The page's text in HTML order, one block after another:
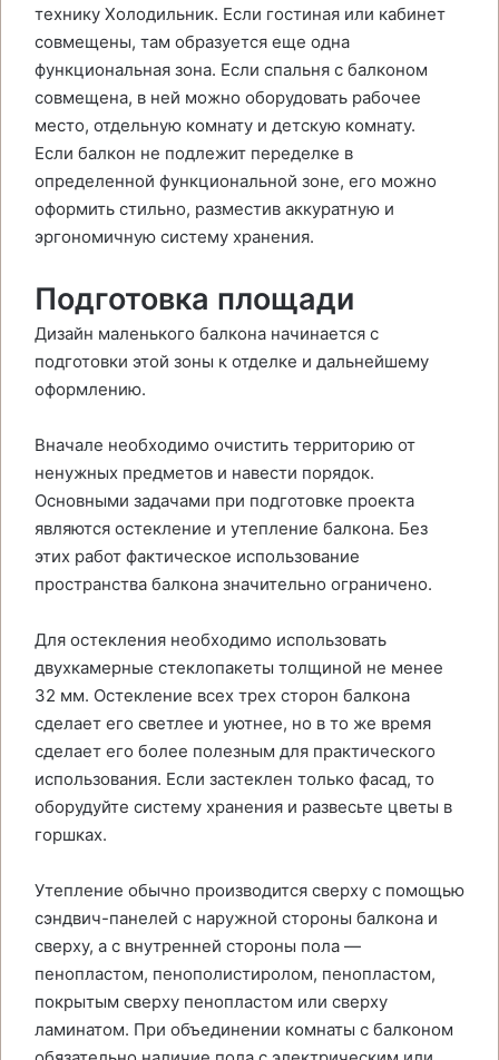
технику Холодильник. Если гостиная или кабинет
совмещены, там образуется еще одна
функциональная зона. Если спальня с балконом
совмещена, в ней можно оборудовать рабочее
место, отдельную комнату и детскую комнату.
Если балкон не подлежит переделке в
определенной функциональной зоне, его можно
оформить стильно, разместив аккуратную и
эргономичную систему хранения.
Подготовка площади
Дизайн маленького балкона начинается с
подготовки этой зоны к отделке и дальнейшему
оформлению.
Вначале необходимо очистить территорию от
ненужных предметов и навести порядок.
Основными задачами при подготовке проекта
являются остекление и утепление балкона. Без
этих работ фактическое использование
пространства балкона значительно ограничено.
Для остекления необходимо использовать
двухкамерные стеклопакеты толщиной не менее
32 мм. Остекление всех трех сторон балкона
сделает его светлее и уютнее, но в то же время
сделает его более полезным для практического
использования. Если застеклен только фасад, то
оборудуйте систему хранения и развесьте цветы в
горшках.
Утепление обычно производится сверху с помощью
сэндвич-панелей с наружной стороны балкона и
сверху, а с внутренней стороны пола —
пенопластом, пенополистиролом, пенопластом,
покрытым сверху пенопластом или сверху
ламинатом. При объединении комнаты с балконом